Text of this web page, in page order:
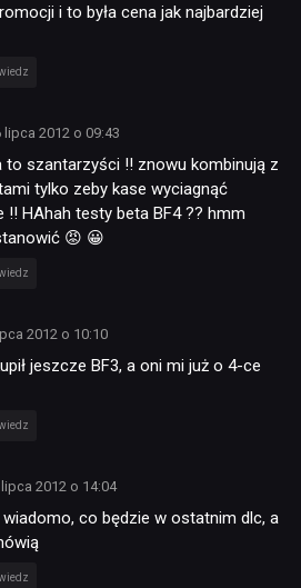
i to była cena jak najbardziej
lipca 2012 o 09:43
to szantarzyści !! znowu kombinują z
tylko zeby kase wyciagnąć
!! HAhah testy beta BF4 ?? hmm
😡 😀
2012 o 10:10
jeszcze BF3, a oni mi już o 4-ce
2012 o 14:04
co będzie w ostatnim dlc, a